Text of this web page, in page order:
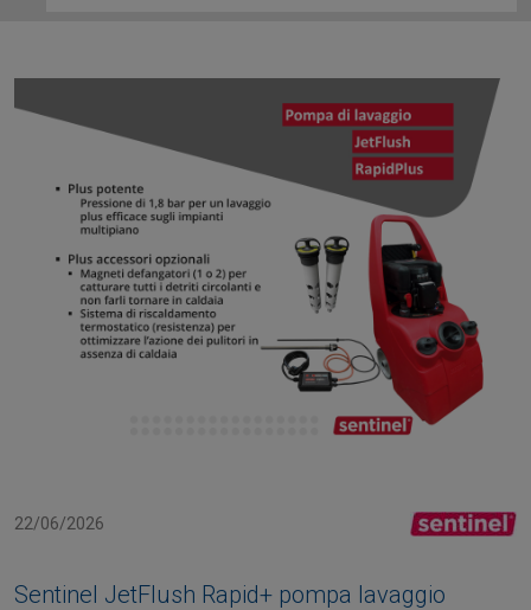
22/06/2026
Sentinel JetFlush Rapid+ pompa lavaggio